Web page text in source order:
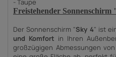
- Taupe
Freistehender Sonnenschirm
Der Sonnenschirm "Sky 4" ist
und Komfort in Ihren
großzügigen Abmessungen von